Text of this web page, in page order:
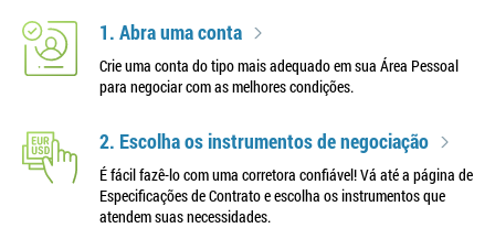
1. Abra uma conta
Crie uma conta do tipo mais adequado em sua Área Pessoal
para negociar com as melhores condições.
2. Escolha os instrumentos de negociação
É fácil fazê-lo com uma corretora confiável! Vá até a página de
Especificações de Contrato e escolha os instrumentos que
atendem suas necessidades.